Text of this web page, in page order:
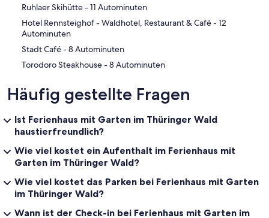
‪Ruhlaer Skihütte - ‬11 Autominuten
‪Hotel Rennsteighof - Waldhotel, Restaurant & Café - ‬12
Autominuten
‪Stadt Café - ‬8 Autominuten
‪Torodoro Steakhouse - ‬8 Autominuten
Häufig gestellte Fragen
Ist Ferienhaus mit Garten im Thüringer Wald
haustierfreundlich?
Wie viel kostet ein Aufenthalt im Ferienhaus mit
Garten im Thüringer Wald?
Wie viel kostet das Parken bei Ferienhaus mit Garten
im Thüringer Wald?
Wann ist der Check-in bei Ferienhaus mit Garten im